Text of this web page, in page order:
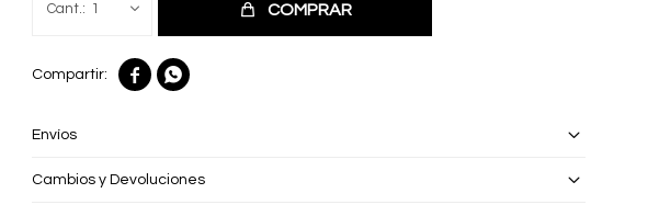
1 COMPRAR
 
Envíos
Cambios y Devoluciones